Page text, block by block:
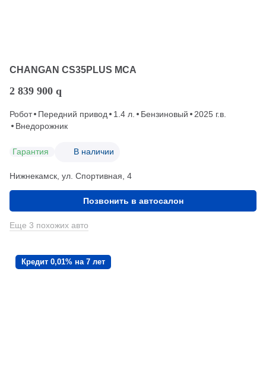
CHANGAN CS35PLUS MCA
2 839 900 q
Робот Передний привод 1.4 л. Бензиновый
2025 г.в.
Внедорожник
Гарантия В наличии
Нижнекамск, ул. Спортивная, 4
Позвонить в автосалон
Еще 3 похожих авто
Кредит 0,01% на 7 лет